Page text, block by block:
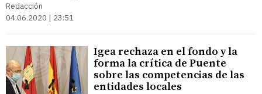
Redacción
04.06.2020 | 23:51
Igea rechaza en el fondo y la
forma la crítica de Puente
sobre las competencias de las
entidades locales